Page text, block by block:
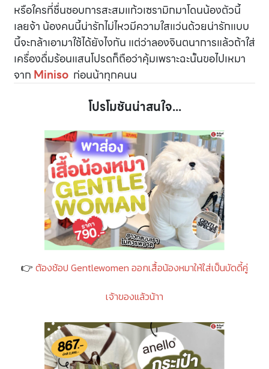
หรือใครที่ชื่นชอบการสะสมแก้วเซรามิกมาโดนน้องตัวนี้
เลยจ้า น้องคนนี้น่ารักไม่ไหวมีความใสแว่นด้วยน่ารักแบบ
นี้จะกล้าเอามาใช้ได้ยังไงกัน แต่ว่าลองจินตนาการแล้วถ้าใส่
เครื่องดื่มร้อนแสนโปรดก็ถือว่าคุ้มเพราะฉะนั้นขอไปเหมา
จาก Miniso ก่อนน้าทุกคนน
โปรโมชันน่าสนใจ...
👉 ต้องช้อป Gentlewomen ออกเสื้อน้องหมาให้ใส่เป็นบัดดี้คู่
เจ้าของแล้วน้าา